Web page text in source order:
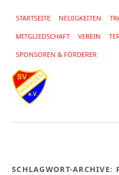
STARTSEITE NEUIGKEITEN
MITGLIEDSCHAFT VEREIN
SPONSOREN & FÖRDERER
SCHLAGWORT-ARCHIVE: